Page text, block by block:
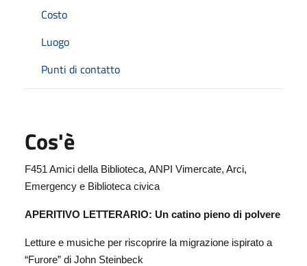
Costo
Luogo
Punti di contatto
Cos'è
F451 Amici della Biblioteca, ANPI Vimercate, Arci,
Emergency e Biblioteca civica
APERITIVO LETTERARIO: Un catino pieno di polvere
Letture e musiche per riscoprire la migrazione ispirato a
“Furore” di John Steinbeck